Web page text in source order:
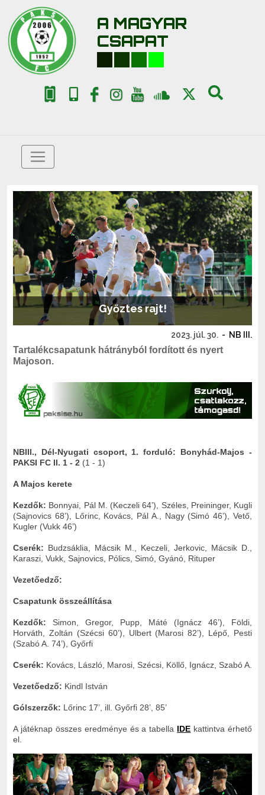
A MAGYAR
CSAPAT
Győztes rajt!
2023. júl. 30. - NB III.
Tartalékcsapatunk hátrányból fordított és nyert
Majoson.
NBIII., Dél-Nyugati csoport, 1. forduló: Bonyhád-Majos -
PAKSI FC II. 1 - 2 (1 - 1)
A Majos kerete
Kezdők: Bonnyai, Pál M. (Keczeli 64’), Széles, Preininger, Kugli
(Sajnovics 68’), Lőrinc, Kovács, Pál A., Nagy (Simó 46’), Vető,
Kugler (Vukk 46’)
Cserék: Budzsáklia, Mácsik M., Keczeli, Jerkovic, Mácsik D.,
Karaszi, Vukk, Sajnovics, Pólics, Simó, Gyánó, Rituper
Vezetőedző:
Csapatunk összeállítása
Kezdők: Simon, Gregor, Pupp, Máté (Ignácz 46’), Földi,
Horváth, Zoltán (Szécsi 60’), Ulbert (Marosi 82’), Lépő, Pesti
(Szabó A. 74’), Győrfi
Cserék: Kovács, László, Marosi, Szécsi, Köllő, Ignácz, Szabó A.
Vezetőedző: Kindl István
Gólszerzők: Lőrinc 17’, ill. Győrfi 28’, 85’
A játéknap összes eredménye és a tabella IDE kattintva érhető
el.